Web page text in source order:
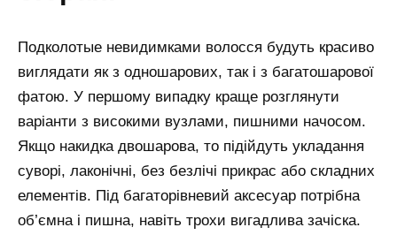
Подколотые невидимками волосся будуть красиво
виглядати як з одношарових, так і з багатошарової
фатою. У першому випадку краще розглянути
варіанти з високими вузлами, пишними начосом.
Якщо накидка двошарова, то підійдуть укладання
суворі, лаконічні, без безлічі прикрас або складних
елементів. Під багаторівневий аксесуар потрібна
об’ємна і пишна, навіть трохи вигадлива зачіска.